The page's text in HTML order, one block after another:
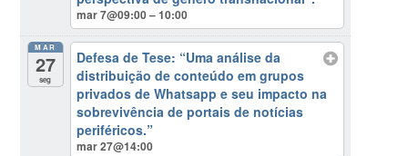
mar 7@09:00 – 10:00
MAR
27
seg
Defesa de Tese: “Uma análise da
distribuição de conteúdo em grupos
privados de Whatsapp e seu impacto na
sobrevivência de portais de notícias
periféricos.”
mar 27@14:00